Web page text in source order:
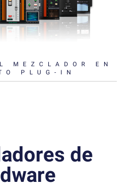
MEZCLADOR EN
PLUG-IN
de